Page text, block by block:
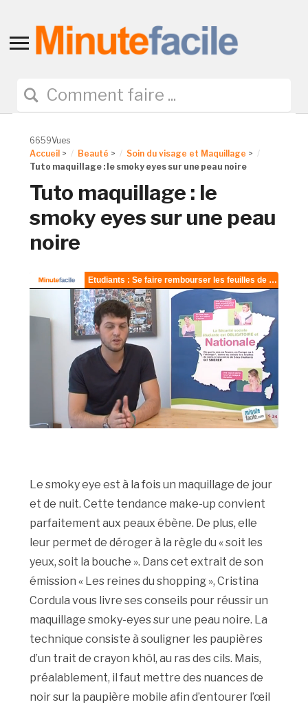
Toggle
navigation
6659Vues
Accueil > Beauté > Soin du visage et Maquillage >
Tuto maquillage : le smoky eyes sur une peau noire
Tuto maquillage : le
smoky eyes sur une peau
noire
Le smoky eye est à la fois un maquillage de jour
et de nuit. Cette tendance make-up convient
parfaitement aux peaux ébène. De plus, elle
leur permet de déroger à la règle du « soit les
yeux, soit la bouche ». Dans cet extrait de son
émission « Les reines du shopping », Cristina
Cordula vous livre ses conseils pour réussir un
maquillage smoky-eyes sur une peau noire. La
technique consiste à souligner les paupières
d’un trait de crayon khôl, au ras des cils. Mais,
préalablement, il faut mettre des nuances de
noir sur la paupière mobile afin d’entourer l’œil